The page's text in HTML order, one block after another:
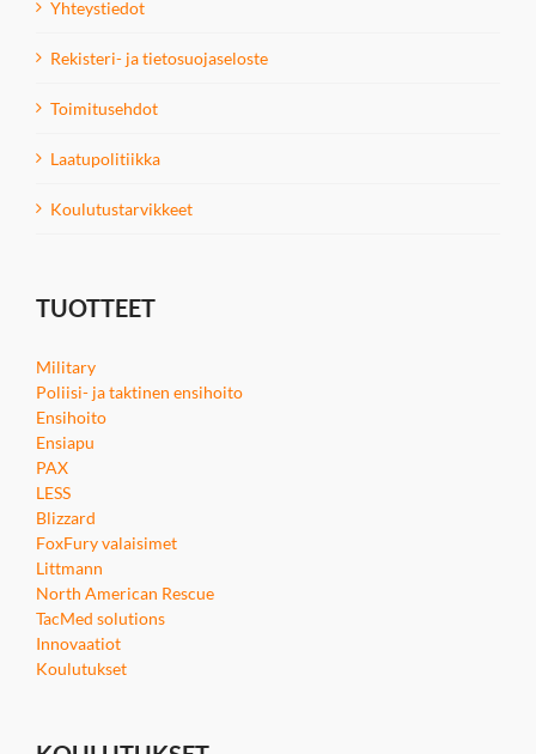
Yhteystiedot
Rekisteri- ja tietosuojaseloste
Toimitusehdot
Laatupolitiikka
Koulutustarvikkeet
TUOTTEET
Military
Poliisi- ja taktinen ensihoito
Ensihoito
Ensiapu
PAX
LESS
Blizzard
FoxFury valaisimet
Littmann
North American Rescue
TacMed solutions
Innovaatiot
Koulutukset